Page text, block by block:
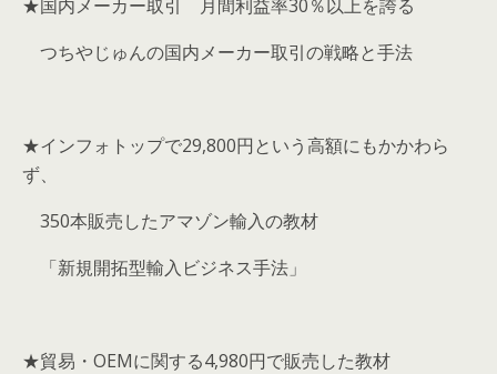
★国内メーカー取引 月間利益率30％以上を誇る
つちやじゅんの国内メーカー取引の戦略と手法
★インフォトップで29,800円という高額にもかかわら
ず、
350本販売したアマゾン輸入の教材
「新規開拓型輸入ビジネス手法」
★貿易・OEMに関する4,980円で販売した教材